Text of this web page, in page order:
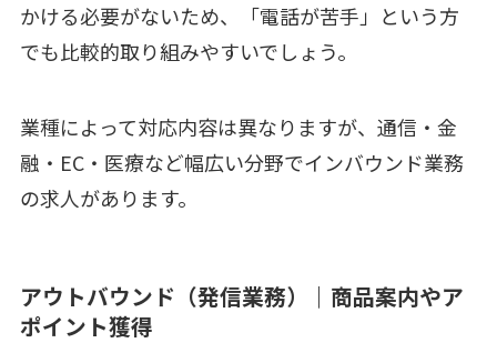
かける必要がないため、「電話が苦手」という方
でも比較的取り組みやすいでしょう。
業種によって対応内容は異なりますが、通信・金
融・EC・医療など幅広い分野でインバウンド業務
の求人があります。
アウトバウンド（発信業務）｜商品案内やア
ポイント獲得